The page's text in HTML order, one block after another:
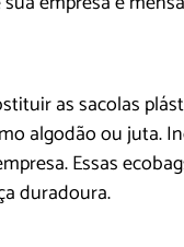
as sacolas
algodão ou juta.
Essas
duradoura.